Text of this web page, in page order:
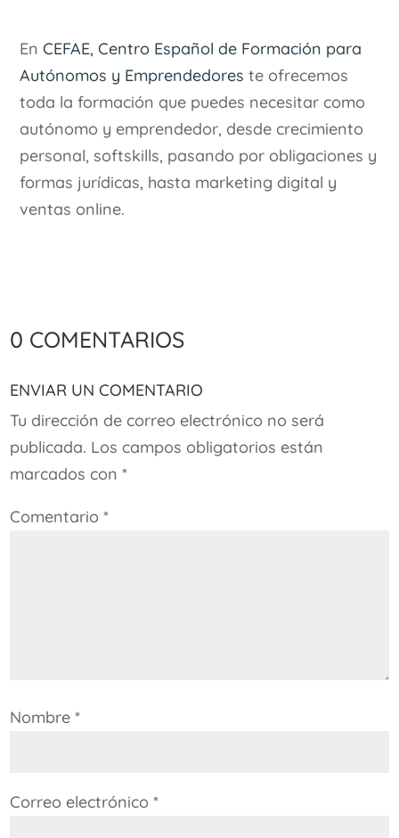
En CEFAE, Centro Español de Formación para
Autónomos y Emprendedores te ofrecemos
toda la formación que puedes necesitar como
autónomo y emprendedor, desde crecimiento
personal, softskills, pasando por obligaciones y
formas jurídicas, hasta marketing digital y
ventas online.
0 comentarios
Enviar un comentario
Tu dirección de correo electrónico no será
publicada. Los campos obligatorios están
marcados con*
Comentario*
Nombre*
Correo electrónico*